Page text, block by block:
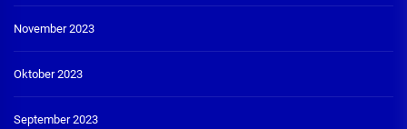
November 2023
Oktober 2023
September 2023